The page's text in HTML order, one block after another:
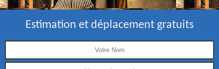
Estimation et déplacement gratuits